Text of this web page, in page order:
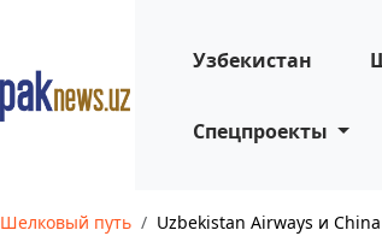
Узбекистан
Спецпроекты
Шелковый путь Uzbekistan Airways и